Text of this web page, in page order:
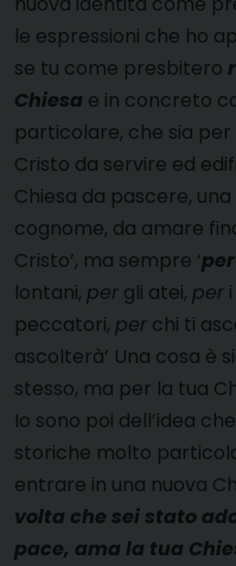
le espressioni che ho
se tu come presbitero
Chiesa e in concreto
particolare, che sia
Cristo da servire ed
Chiesa da pascere,
cognome, da amare
Cristo’, ma sempre ‘
lontani, per gli atei, per
peccatori, per chi ti
ascolterà’ Una cosa è
stesso, ma per la tua
Io sono poi dell’idea
storiche molto
entrare in una nuova
volta che sei stato
pace, ama la tua